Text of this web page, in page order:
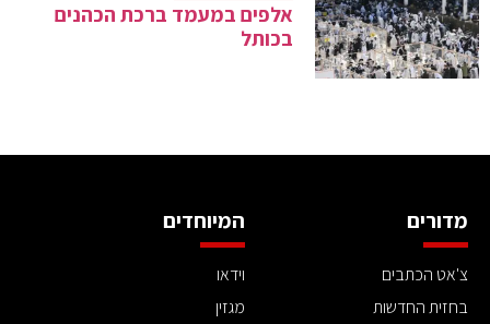
אלפים במעמד ברכת הכהנים
בכותל
מדורים
צ'אט הכתבים
בחזית החדשות
המיוחדים
וידאו
מגזין